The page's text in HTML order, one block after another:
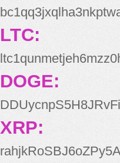
LTC:
DOGE:
XRP: